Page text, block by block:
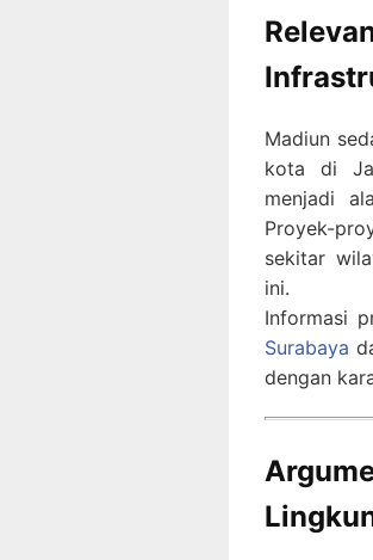
Madiun
kota di
menjadi
Proyek-
sekitar
ini.
Informasi
Surabaya
dengan